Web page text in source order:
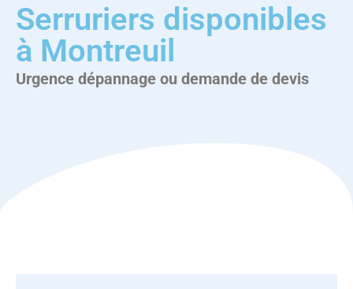
Serruriers disponibles
à Montreuil
Urgence dépannage ou demande de devis